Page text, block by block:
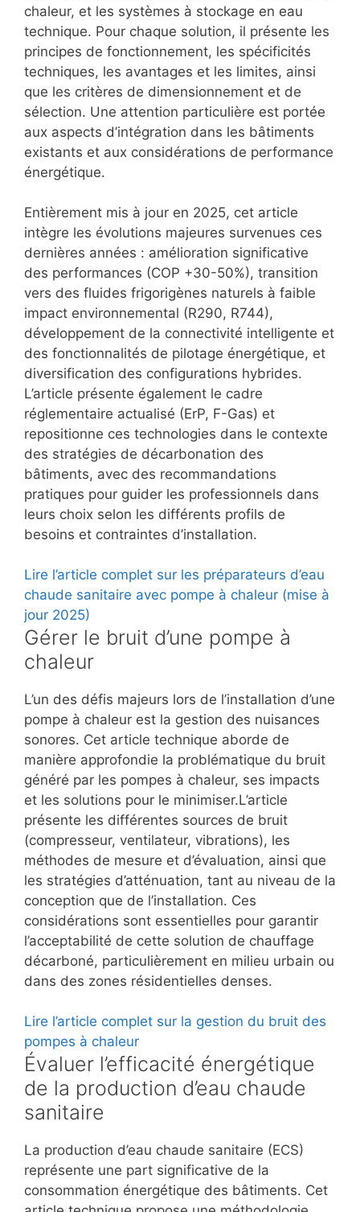
chaleur, et les systèmes à stockage en eau
technique. Pour chaque solution, il présente les
principes de fonctionnement, les spécificités
techniques, les avantages et les limites, ainsi
que les critères de dimensionnement et de
sélection. Une attention particulière est portée
aux aspects d’intégration dans les bâtiments
existants et aux considérations de performance
énergétique.
Entièrement mis à jour en 2025, cet article
intègre les évolutions majeures survenues ces
dernières années : amélioration significative
des performances (COP +30-50%), transition
vers des fluides frigorigènes naturels à faible
impact environnemental (R290, R744),
développement de la connectivité intelligente et
des fonctionnalités de pilotage énergétique, et
diversification des configurations hybrides.
L’article présente également le cadre
réglementaire actualisé (ErP, F-Gas) et
repositionne ces technologies dans le contexte
des stratégies de décarbonation des
bâtiments, avec des recommandations
pratiques pour guider les professionnels dans
leurs choix selon les différents profils de
besoins et contraintes d’installation.
Lire l’article complet sur les préparateurs d’eau
chaude sanitaire avec pompe à chaleur (mise à
jour 2025)
Gérer le bruit d’une pompe à
chaleur
L’un des défis majeurs lors de l’installation d’une
pompe à chaleur est la gestion des nuisances
sonores. Cet article technique aborde de
manière approfondie la problématique du bruit
généré par les pompes à chaleur, ses impacts
et les solutions pour le minimiser.L’article
présente les différentes sources de bruit
(compresseur, ventilateur, vibrations), les
méthodes de mesure et d’évaluation, ainsi que
les stratégies d’atténuation, tant au niveau de la
conception que de l’installation. Ces
considérations sont essentielles pour garantir
l’acceptabilité de cette solution de chauffage
décarboné, particulièrement en milieu urbain ou
dans des zones résidentielles denses.
Lire l’article complet sur la gestion du bruit des
pompes à chaleur
Évaluer l’efficacité énergétique
de la production d’eau chaude
sanitaire
La production d’eau chaude sanitaire (ECS)
représente une part significative de la
consommation énergétique des bâtiments. Cet